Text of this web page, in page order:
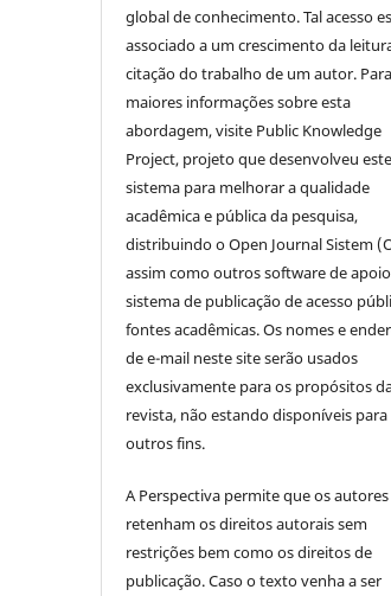
global de conhecimento. Tal acesso
associado a um crescimento da
citação do trabalho de um autor. Para
maiores informações sobre esta
abordagem, visite Public Knowledge
Project, projeto que desenvolveu este
sistema para melhorar a qualidade
acadêmica e pública da pesquisa,
distribuindo o Open Journal Sistem
assim como outros software de
sistema de publicação de acesso
fontes acadêmicas. Os nomes e
de e-mail neste site serão usados
exclusivamente para os propósitos
revista, não estando disponíveis para
outros fins.
A Perspectiva permite que os autores
retenham os direitos autorais sem
restrições bem como os direitos de
publicação. Caso o texto venha a ser